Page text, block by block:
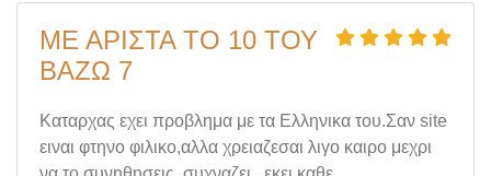
ΜΕ ΑΡΙΣΤΑ ΤΟ 10 ΤΟΥ
ΒΑΖΩ 7
Καταρχας εχει προβλημα με τα Ελληνικα του.Σαν site
ειναι φτηνο φιλικο,αλλα χρειαζεσαι λιγο καιρο μεχρι